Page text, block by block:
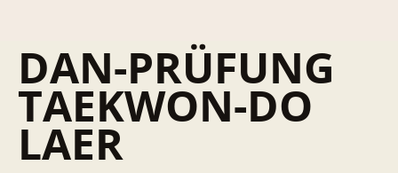
DAN-PRÜFUNG
TAEKWON-DO
LAER